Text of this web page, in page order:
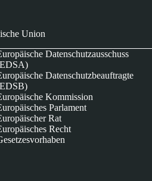
Union
Datenschutzausschuss
Datenschutzbeauftragte
Kommission
Parlament
Rat
Recht